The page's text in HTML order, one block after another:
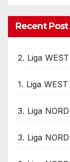
Recent Post
2. Liga
1. Liga
3. Liga
3. Liga